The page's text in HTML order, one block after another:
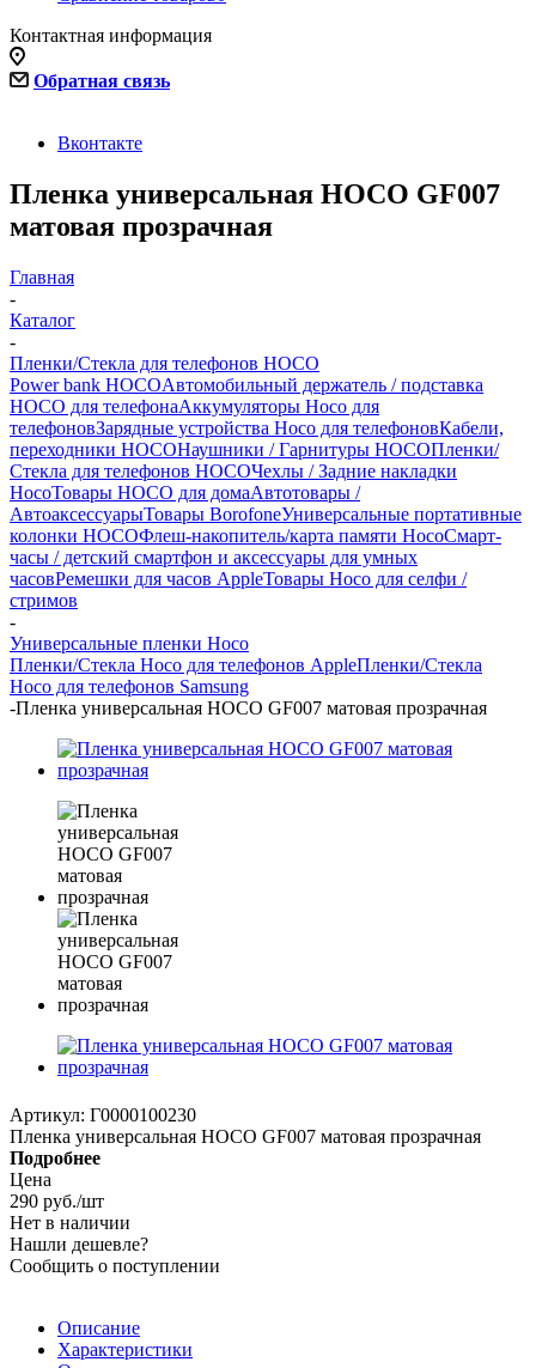
Контактная информация
Обратная связь
Вконтакте
Пленка универсальная HOCO GF007
матовая прозрачная
Главная
-
Каталог
-
Пленки/Стекла для телефонов HOCO
Power bank HOCOАвтомобильный держатель / подставка
HOCO для телефонаАккумуляторы Hoco для
телефоновЗарядные устройства Hoco для телефоновКабели,
переходники HOCOНаушники / Гарнитуры HOCOПленки/
Стекла для телефонов HOCOЧехлы / Задние накладки
HocoТовары HOCO для домаАвтотовары /
АвтоаксессуарыТовары BorofoneУниверсальные портативные
колонки HOCOФлеш-накопитель/карта памяти HocoСмарт-
часы / детский смартфон и аксессуары для умных
часовРемешки для часов AppleТовары Hoco для селфи /
стримов
-
Универсальные пленки Hoco
Пленки/Стекла Hoco для телефонов AppleПленки/Стекла
Hoco для телефонов Samsung
-Пленка универсальная HOCO GF007 матовая прозрачная
Артикул: Г0000100230
Пленка универсальная HOCO GF007 матовая прозрачная
Подробнее
Цена
290 руб./шт
Нет в наличии
Нашли дешевле?
Сообщить о поступлении
Описание
Характеристики